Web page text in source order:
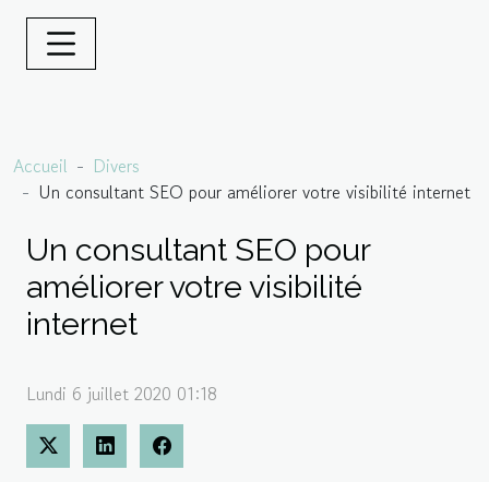
Accueil
Divers
Un consultant SEO pour améliorer votre visibilité internet
Un consultant SEO pour
améliorer votre visibilité
internet
Lundi 6 juillet 2020 01:18